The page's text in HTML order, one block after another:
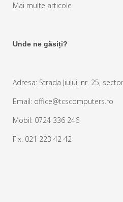
Mai multe articole
Unde ne găsiți?
Adresa: Strada Jiului, nr. 25,
Email: office@tcscomputers.ro
Mobil: 0724 336 246
Fix: 021 223 42 42